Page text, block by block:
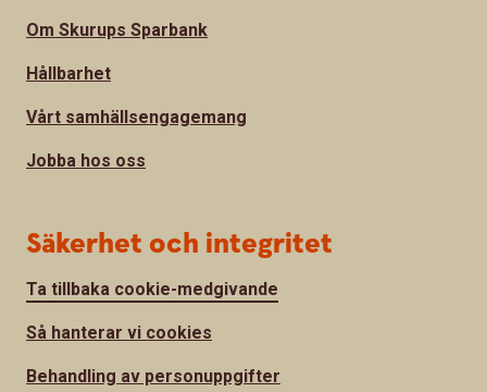
Om Skurups Sparbank
Hållbarhet
Vårt samhällsengagemang
Jobba hos oss
Säkerhet och integritet
Ta tillbaka cookie-medgivande
Så hanterar vi cookies
Behandling av personuppgifter